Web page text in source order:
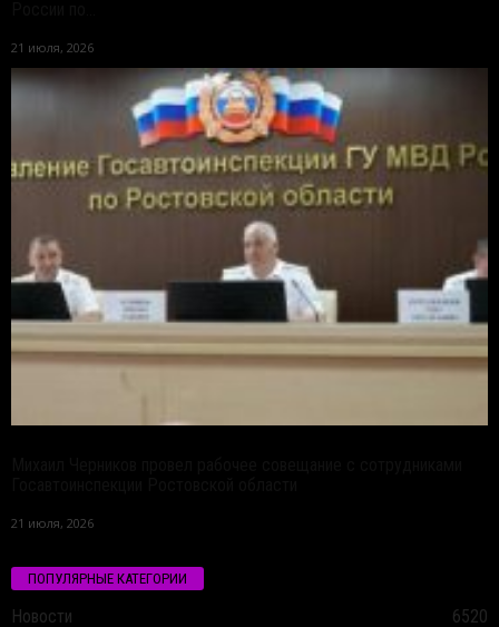
21 июля, 2026
21 июля, 2026
ПОПУЛЯРНЫЕ КАТЕГОРИИ
Новости 6520